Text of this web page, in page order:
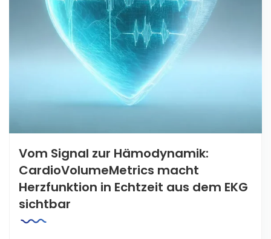
Vom Signal zur Hämodynamik:
CardioVolumeMetrics macht
Herzfunktion in Echtzeit aus dem EKG
sichtbar